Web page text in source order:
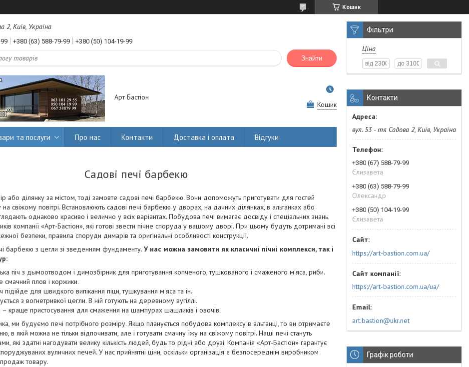
Кошик
2, Київ, Україна
+380 (63) 588-79-99 +380 (50) 104-19-99
Знайти
Арт Бастіон
Кошик
та послуги Про нас Контакти Доставка і оплата Відгуки
Садові печі барбекю
або ділянку за містом, тоді замовте садові печі барбекю. Вони допоможуть приготувати для гостей
свіжому повітрі. Встановлюють садові печі барбекю у дворах, на дачних ділянках, в альтанках або
однаково красиво і велично у всіх варіантах. Побудова печі вимагає досвіду і спеціальних знань.
компанії «Арт-Бастіон», які готові звести пічне споруда у вашому дворі. При цьому будуть дотримані всі
безпеки, правила споруди димарів та оригінальні особливості конструкції.
барбекю з цегли зі зведенням фундаменту. У нас можна замовити як класичні пічні комплекси, так і
піч з дымоотводом і димозбірник для приготування копченого, тушкованого і смаженого м'яса, риби.
смачний плов і коржики.
підійде для швидкого випікання піци, тушкування м'яса та ін.
з вогнетривкої цегли. В ній готують на деревному вугіллі.
– краще пристосування для смаження на шампурах шашликів і овочів.
ми будуємо печі потрібного розміру. Якщо планується побудова комплексу в альтанці, то ви отримаєте
в якій можна не тільки відпочивати, але і готувати смачну їжу на свіжому повітрі. Наші печі стануть
які здатні нагодувати велику кількість людей, будь то рідні або друзі. Компанія «Арт-Бастіон» гарантує
вуличних печей. У нас прийнятні ціни, оскільки організація є безпосереднім виробником
товару.
Фільтри
Ціна
Контакти
вул. 53 - тя Садова 2, Київ, Україна
+380 (67) 588-79-99
Єлизавета
+380 (63) 588-79-99
Олександр
+380 (50) 104-19-99
Єлизавета
https://art-bastion.com.ua/
https://art-bastion.com.ua/ua/
art.bastion@ukr.net
Графік роботи